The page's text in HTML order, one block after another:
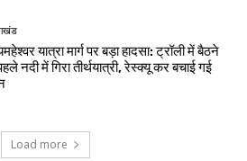
यात्रा मार्ग पर बड़ा हादसा: ट्रॉली में बैठने
नदी में गिरा तीर्थयात्री, रेस्क्यू कर बचाई गई
Load more